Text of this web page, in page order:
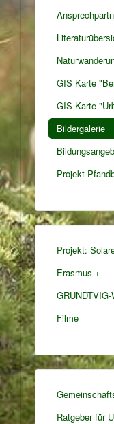
GIS Karte
GIS Karte
Bildergalerie
Projekt
Projekt:
Erasmus +
Filme
Ratgeber für